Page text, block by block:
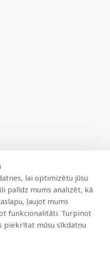
lai optimizētu jūsu
palīdz mums analizēt, kā
ļaujot mums
funkcionalitāti. Turpinot
piekrītat mūsu sīkdatņu